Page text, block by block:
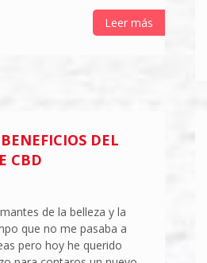
Leer más
DEL
CBD
de la belleza y la
que no me pasaba a
pero hoy he querido